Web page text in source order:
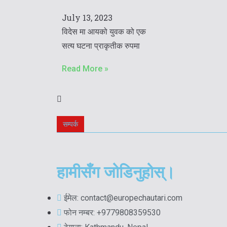
July 13, 2023
विदेस मा आयको युवक को एक
सत्य घटना प्राकृतीक रुपमा
Read More »
सम्पर्क
हामीसँग जोडिनुहोस्।
ईमेल: contact@europechautari.com
फोन नम्बर: +9779808359530